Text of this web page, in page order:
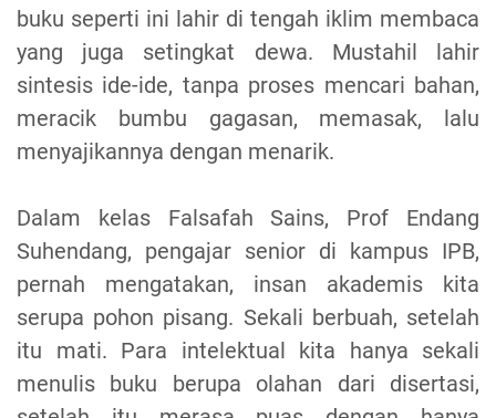
buku seperti ini lahir di tengah iklim membaca
yang juga setingkat dewa. Mustahil lahir
sintesis ide-ide, tanpa proses mencari bahan,
meracik bumbu gagasan, memasak, lalu
menyajikannya dengan menarik.
Dalam kelas Falsafah Sains, Prof Endang
Suhendang, pengajar senior di kampus IPB,
pernah mengatakan, insan akademis kita
serupa pohon pisang. Sekali berbuah, setelah
itu mati. Para intelektual kita hanya sekali
menulis buku berupa olahan dari disertasi,